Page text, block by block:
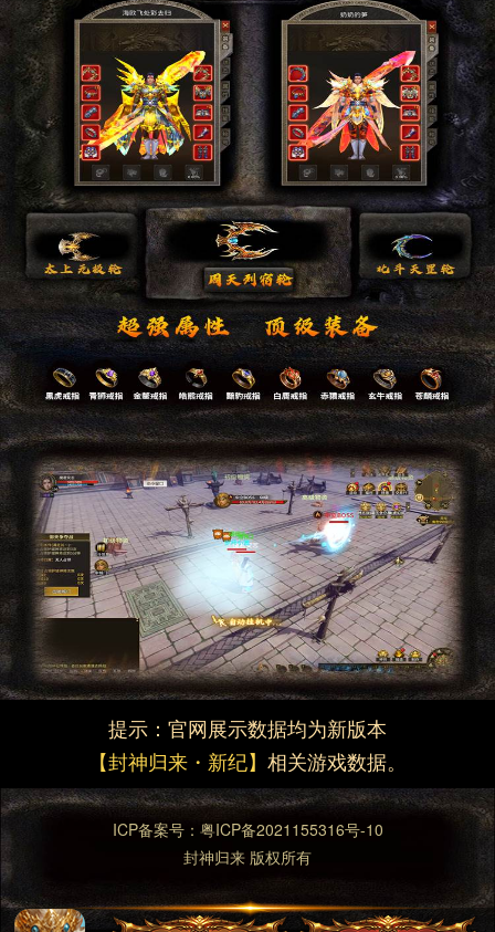
提示：官网展示数据均为新版本
【封神归来・新纪】 相关游戏数据。
ICP备案号： 粤ICP备2021155316号-10
封神归来 版权所有